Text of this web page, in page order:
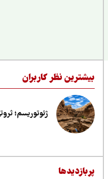
نظر کاربران
ژئوتوریسم؛ ثروتی